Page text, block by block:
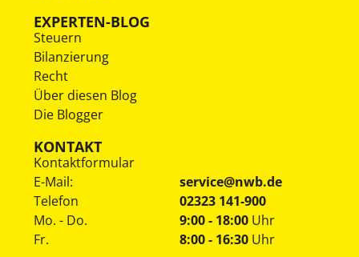
EXPERTEN-BLOG
Steuern
Bilanzierung
Recht
Über diesen Blog
Die Blogger
KONTAKT
Kontaktformular
E-Mail:
service@nwb.de
Telefon
02323 141-900
Mo. - Do.
Fr.
9:00 - 18:00 Uhr
8:00 - 16:30 Uhr